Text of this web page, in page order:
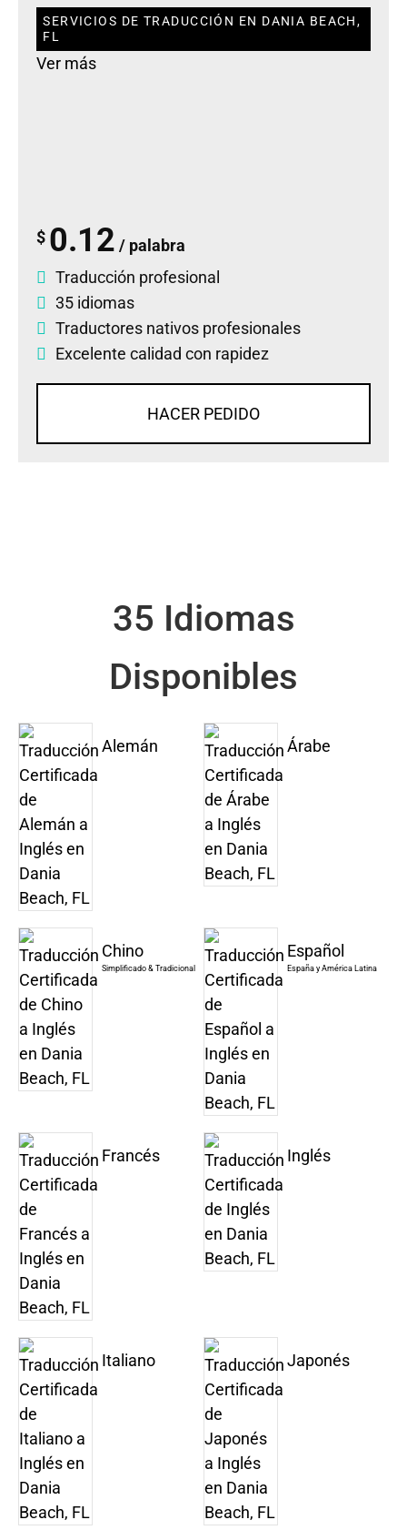
SERVICIOS DE TRADUCCIÓN EN DANIA BEACH,
FL
Ver más
$ 0.12 / palabra
Traducción profesional
35 idiomas
Traductores nativos profesionales
Excelente calidad con rapidez
HACER PEDIDO
35 Idiomas
Disponibles
Alemán Árabe
Chino
Simplificado & Tradicional
Español
España y América Latina
Francés Inglés
Italiano Japonés